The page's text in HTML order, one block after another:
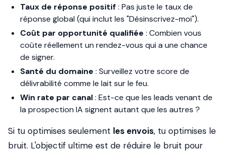
Taux de réponse positif : Pas juste le taux de
réponse global (qui inclut les "Désinscrivez-moi").
Coût par opportunité qualifiée : Combien vous
coûte réellement un rendez-vous qui a une chance
de signer.
Santé du domaine : Surveillez votre score de
délivrabilité comme le lait sur le feu.
Win rate par canal: Est-ce que les leads venant de
la prospection IA signent autant que les autres ?
Si tu optimises seulement les envois, tu optimises le
bruit. L'objectif ultime est de réduire le bruit pour